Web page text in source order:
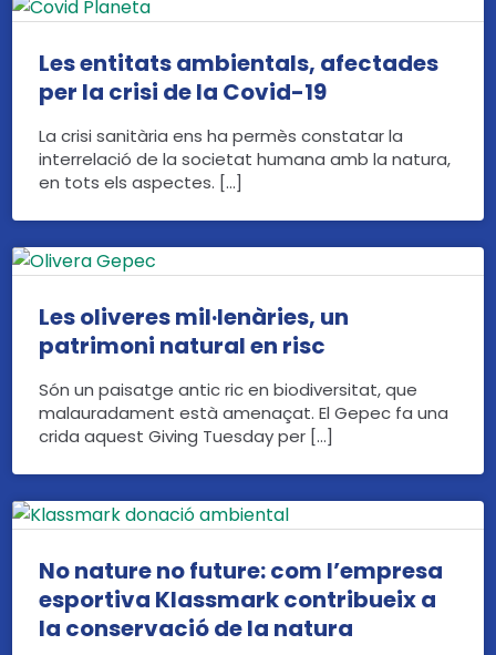
Les entitats ambientals, afectades
per la crisi de la Covid-19
La crisi sanitària ens ha permès constatar la
interrelació de la societat humana amb la natura,
en tots els aspectes. […]
Les oliveres mil·lenàries, un
patrimoni natural en risc
Són un paisatge antic ric en biodiversitat, que
malauradament està amenaçat. El Gepec fa una
crida aquest Giving Tuesday per […]
No nature no future: com l’empresa
esportiva Klassmark contribueix a
la conservació de la natura